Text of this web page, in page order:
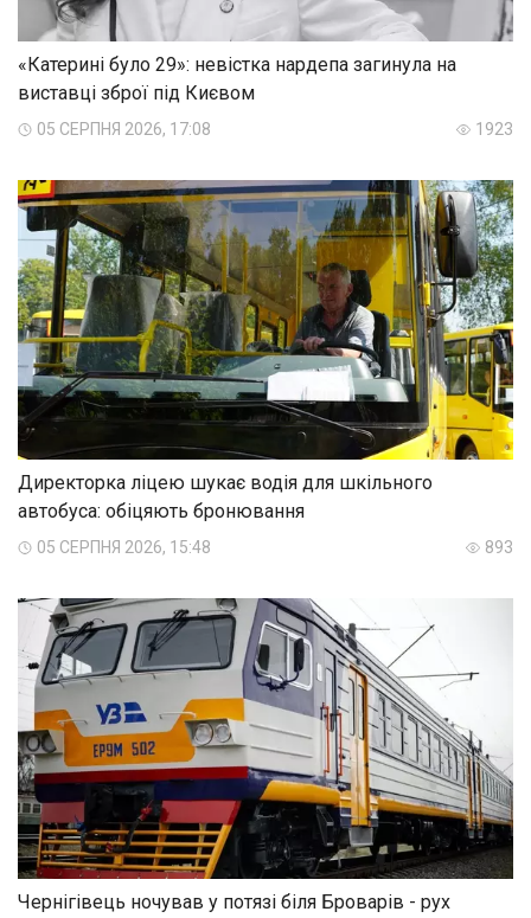
«Катерині було 29»: невістка нардепа загинула на
виставці зброї під Києвом
05 СЕРПНЯ 2026, 17:08 1923
Директорка ліцею шукає водія для шкільного
автобуса: обіцяють бронювання
05 СЕРПНЯ 2026, 15:48 893
Чернігівець ночував у потязі біля Броварів - рух